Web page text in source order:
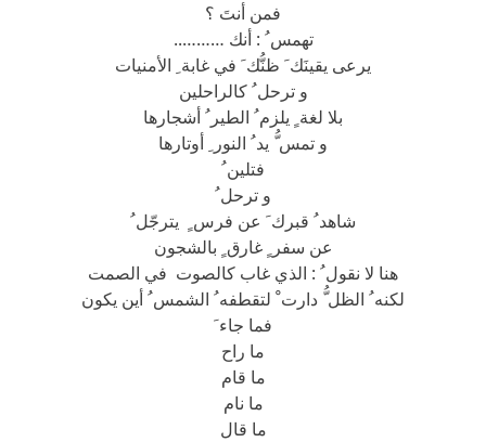
فمن أنتَ ؟
تهمس ُ : أنك ………..
يرعى يقينَك َ ظنُّك َ في غابة ِ الأمنيات
و ترحل ُ كالراحلين
بلا لغة ٍ يلزم ُ الطير ُ أشجارها
و تمس ُّ يد ُ النور ِ أوتارها
فتلين ُ
و ترحل ُ
شاهد ُ قبرك َ عن فرس ٍ يترجّل ُ
عن سفر ٍ غارق ٍ بالشجون
هنا لا نقول ُ : الذي غاب كالصوت في الصمت
لكنه ُ الظل ُّ دارت ْ لتقطفه ُ الشمس ُ أين يكون
فما جاء َ
ما راح
ما قام
ما نام
ما قال